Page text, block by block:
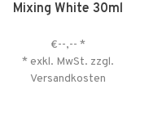
Mixing White 30ml
€--,-- *
* exkl. MwSt. zzgl.
Versandkosten